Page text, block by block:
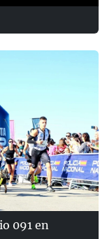
091 en